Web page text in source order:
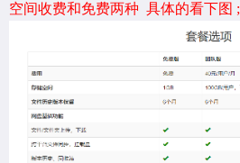
空间收费和免费两种 具体的看下图 ;